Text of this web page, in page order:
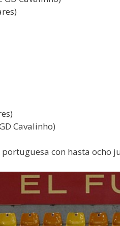
Cavalinho)
portuguesa con hasta ocho